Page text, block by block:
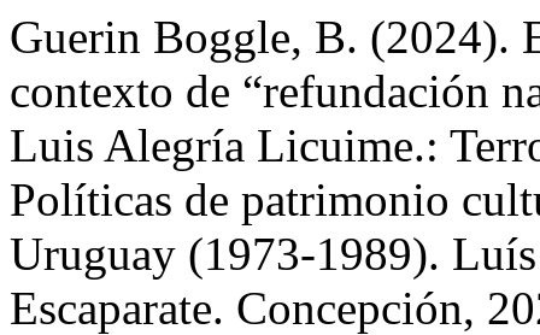
Guerin Boggle, B. (2024).
contexto de “refundación
Luis Alegría Licuime.:
Políticas de patrimonio
Uruguay (1973-1989).
Escaparate. Concepción,